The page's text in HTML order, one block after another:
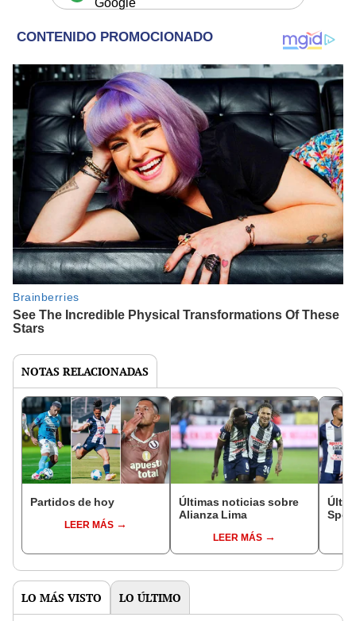
NOTAS RELACIONADAS
Partidos de hoy
LEER MÁS
Últimas noticias sobre
Alianza Lima
LEER MÁS
LO MÁS VISTO LO ÚLTIMO